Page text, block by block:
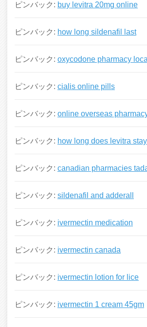
ピンバック: buy levitra 20mg online
ピンバック: how long sildenafil last
ピンバック: oxycodone pharmacy
ピンバック: cialis online pills
ピンバック: online overseas
ピンバック: how long does levitra
ピンバック: canadian pharmacies
ピンバック: sildenafil and adderall
ピンバック: ivermectin medication
ピンバック: ivermectin canada
ピンバック: ivermectin lotion for lice
ピンバック: ivermectin 1 cream 45gm